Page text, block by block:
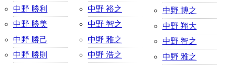
中野 勝利
中野 勝美
中野 勝己
中野 勝則
中野 裕之
中野 智之
中野 雅之
中野 浩之
中野 博之
中野 翔大
中野 智之
中野 雅之